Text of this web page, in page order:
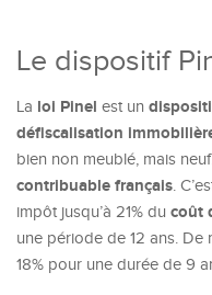
Le dispositif
La loi Pinel est un
défiscalisation
bien non meublé, mais
contribuable français.
impôt jusqu’à 21% du coût
une période de 12 ans. De
18% pour une durée de 9